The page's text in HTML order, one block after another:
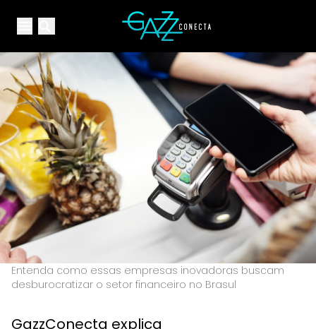
Open main menuYour Company
Entenda como essas empresas inovadoras buscam
desburocratizar o setor financeiro no Brasul
GazzConecta explica